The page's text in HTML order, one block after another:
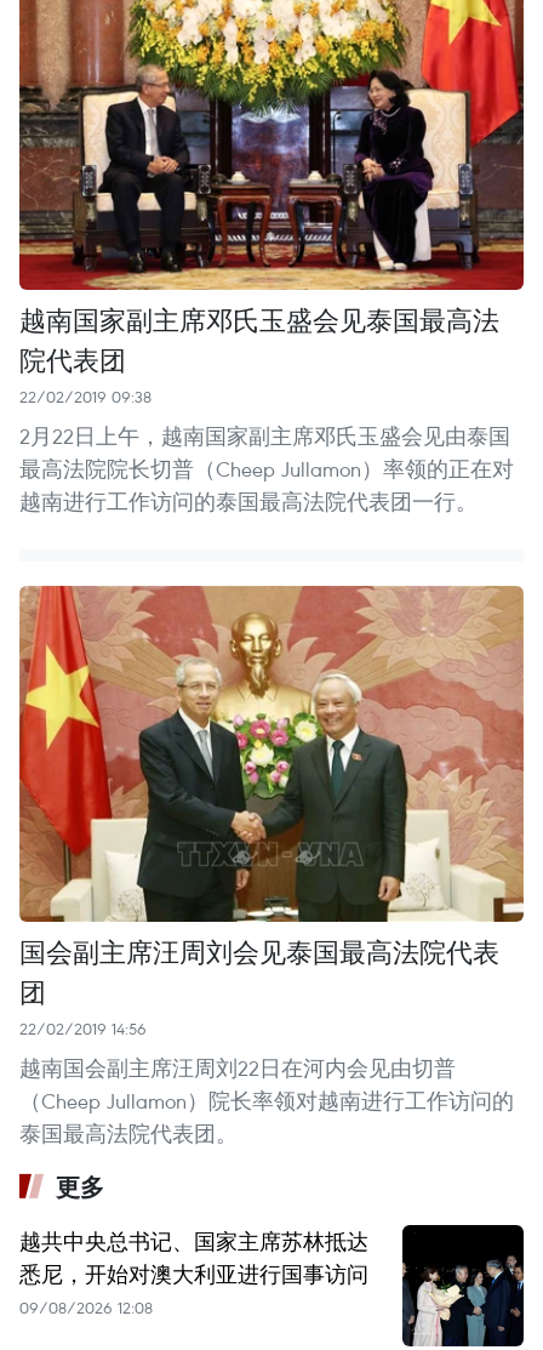
越南国家副主席邓氏玉盛会见泰国最高法
院代表团
22/02/2019 09:38
2月22日上午，越南国家副主席邓氏玉盛会见由泰国
最高法院院长切普（Cheep Jullamon）率领的正在对
越南进行工作访问的泰国最高法院代表团一行。
国会副主席汪周刘会见泰国最高法院代表
团
22/02/2019 14:56
越南国会副主席汪周刘22日在河内会见由切普
（Cheep Jullamon）院长率领对越南进行工作访问的
泰国最高法院代表团。
更多
越共中央总书记、国家主席苏林抵达
悉尼，开始对澳大利亚进行国事访问
09/08/2026 12:08